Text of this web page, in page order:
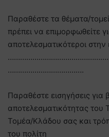
Παραθέστε τα θέματα/
πρέπει να επιμορφωθείτε
αποτελεσματικότεροι
……………………………….
Παραθέστε εισηγήσεις για
αποτελεσματικότητας του
Τομέα/Κλάδου σας και
του πολίτη